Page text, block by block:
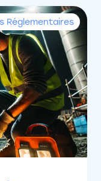
Réglementaires